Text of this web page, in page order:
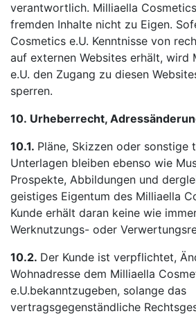
verantwortlich. Milliaella
fremden Inhalte nicht zu Eigen.
Cosmetics e.U. Kenntnisse von
auf externen Websites erhält, wird
e.U. den Zugang zu diesen
sperren.
10. Urheberrecht,
10.1. Pläne, Skizzen oder sonstige
Unterlagen bleiben ebenso wie
Prospekte, Abbildungen und
geistiges Eigentum des Milliaella
Kunde erhält daran keine wie
Werknutzungs- oder
10.2. Der Kunde ist verpflichtet,
Wohnadresse dem Milliaella
e.U.bekanntzugeben, solange das
vertragsgegenständliche